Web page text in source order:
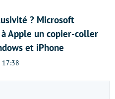
? Microsoft
Apple un copier-coller
et iPhone